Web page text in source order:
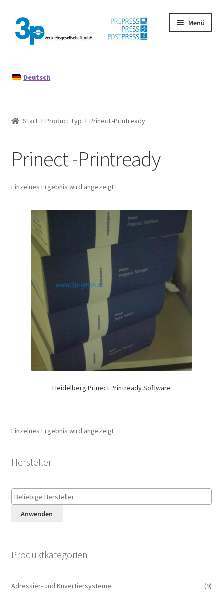
Zur
Navigation
springen
Zum
Inhalt
springen
Menü
Datenschutz
Mein Konto
Deutsch
Start Product Typ Prinect -Printready
Prinect -Printready
Einzelnes Ergebnis wird angezeigt
Heidelberg Prinect Printready Software
Einzelnes Ergebnis wird angezeigt
Hersteller
Anwenden
Produktkategorien
Adressier- und Kuvertiersysteme
(9)